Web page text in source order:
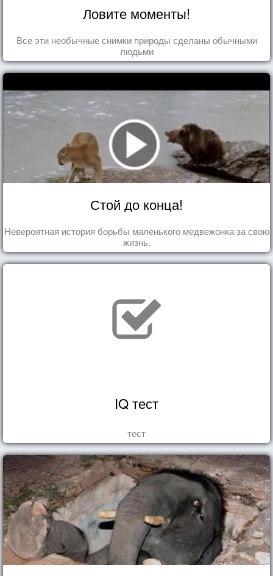
Ловите моменты!
Все эти необычные снимки природы сделаны обычными
людьми
Стой до конца!
Невероятная история борьбы маленького медвежонка за свою
жизнь.
IQ тест
тест